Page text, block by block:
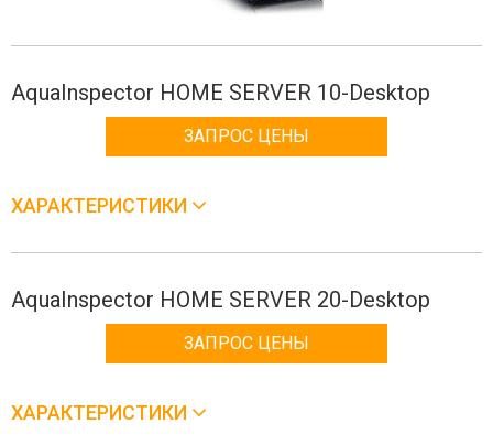
AquaInspector HOME SERVER 10-Desktop
ЗАПРОС ЦЕНЫ
ХАРАКТЕРИСТИКИ
AquaInspector HOME SERVER 20-Desktop
ЗАПРОС ЦЕНЫ
ХАРАКТЕРИСТИКИ